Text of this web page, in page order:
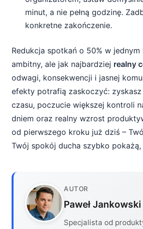
minut, a nie pełną godzinę.
konkretne zakończenie.
Redukcja spotkań o 50% w
ambitny, ale jak najbardziej realny
odwagi, konsekwencji i jasnej
efekty potrafią zaskoczyć:
czasu, poczucie większej kontroli
dniem oraz realny wzrost
od pierwszego kroku już dziś –
Twój spokój ducha szybko pokażą,
AUTOR
Paweł Jankowski
Specjalista od